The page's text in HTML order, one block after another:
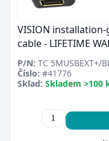
VISION
cable - LIFETIME
P/N: TC 5MUSBEXT+/
Číslo: #41776
Sklad: Skladem >100